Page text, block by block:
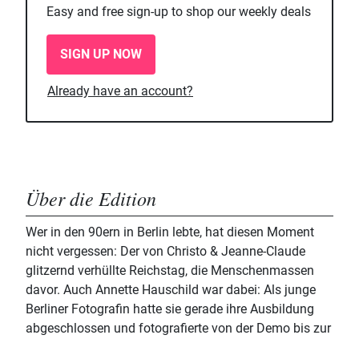
Easy and free sign-up to shop our weekly deals
SIGN UP NOW
Already have an account?
Über die Edition
Wer in den 90ern in Berlin lebte, hat diesen Moment
nicht vergessen: Der von Christo & Jeanne-Claude
glitzernd verhüllte Reichstag, die Menschenmassen
davor. Auch Annette Hauschild war dabei: Als junge
Berliner Fotografin hatte sie gerade ihre Ausbildung
abgeschlossen und fotografierte von der Demo bis zur